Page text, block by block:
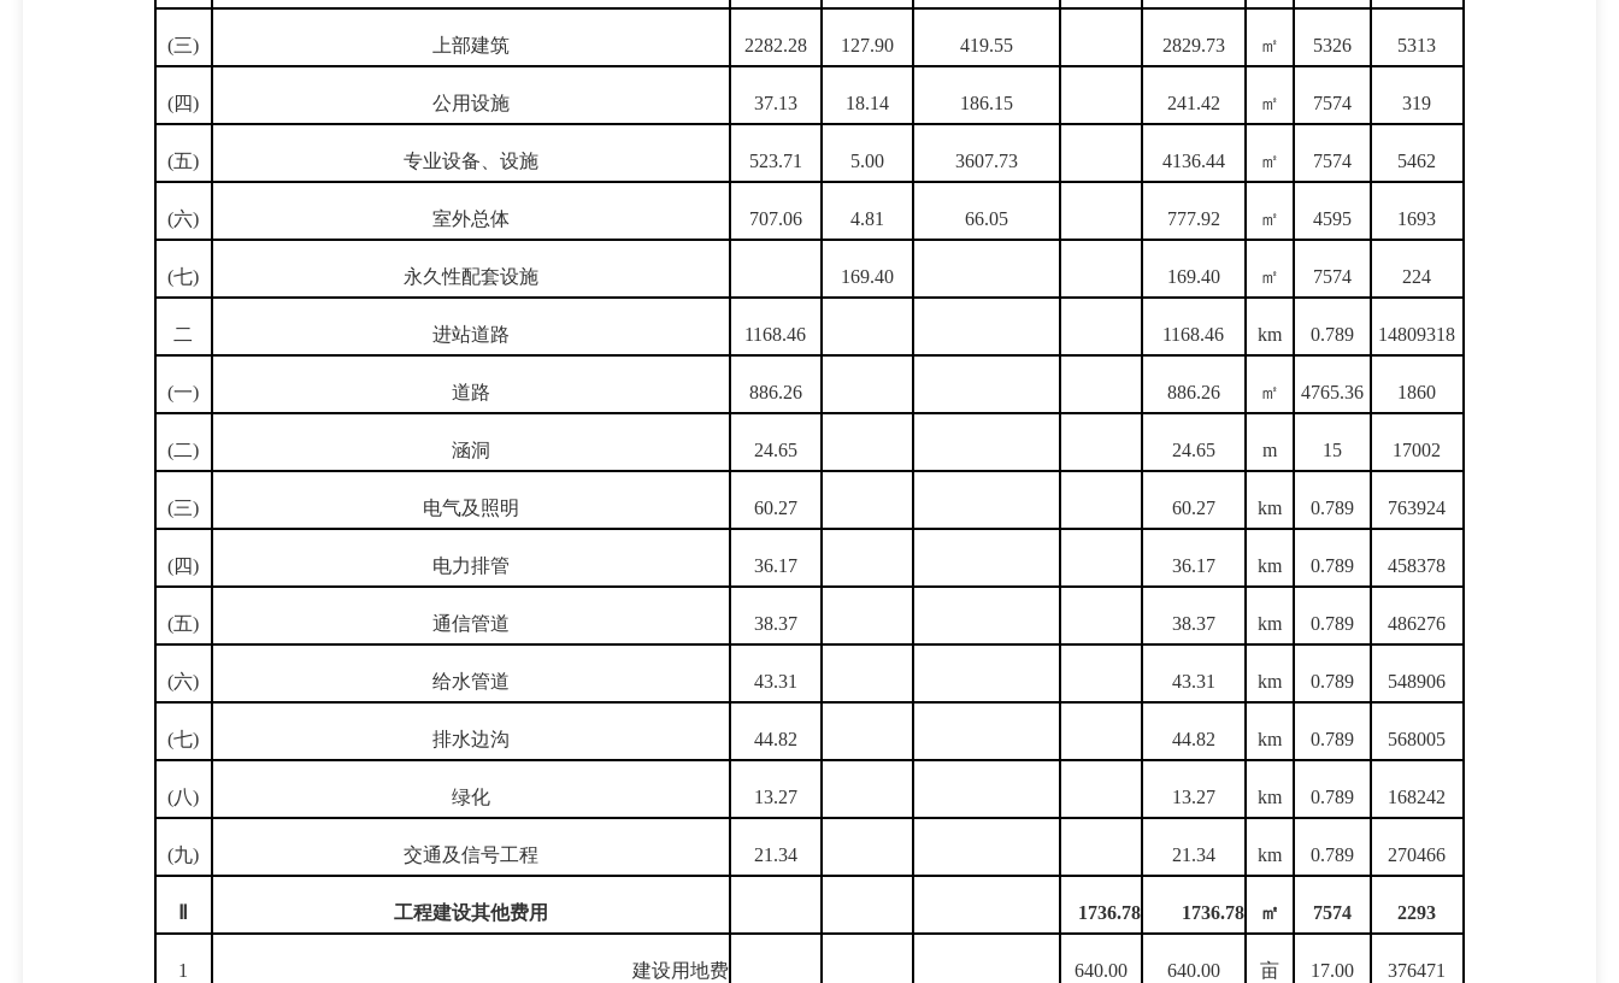
(三) 上部建筑 2282.28 127.90 419.55 2829.73 ㎡ 5326 5313
(四) 公用设施 37.13 18.14 186.15 241.42 ㎡ 7574 319
(五) 专业设备、设施 523.71 5.00 3607.73 4136.44 ㎡ 7574 5462
(六) 室外总体 707.06 4.81 66.05 777.92 ㎡ 4595 1693
(七) 永久性配套设施 169.40 169.40 ㎡ 7574 224
二 进站道路 1168.46 1168.46 km 0.789 14809318
(一) 道路 886.26 886.26 ㎡ 4765.36 1860
(二) 涵洞 24.65 24.65 m 15 17002
(三) 电气及照明 60.27 60.27 km 0.789 763924
(四) 电力排管 36.17 36.17 km 0.789 458378
(五) 通信管道 38.37 38.37 km 0.789 486276
(六) 给水管道 43.31 43.31 km 0.789 548906
(七) 排水边沟 44.82 44.82 km 0.789 568005
(八) 绿化 13.27 13.27 km 0.789 168242
(九) 交通及信号工程 21.34 21.34 km 0.789 270466
工程建设其他费用 1736.78 1736.78 ㎡ 7574 2293
1 建设用地费 640.00 640.00 亩 17.00 376471